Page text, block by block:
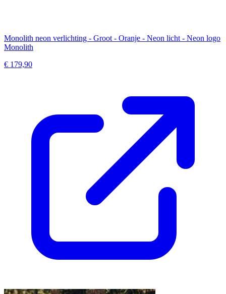
Monolith neon verlichting - Groot - Oranje - Neon licht - Neon logo
Monolith
€ 179,90